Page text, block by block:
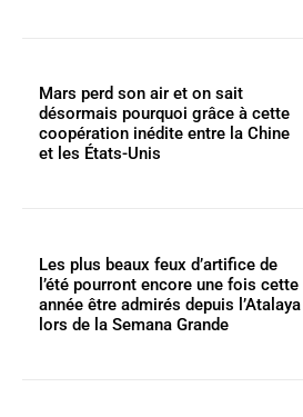
Mars perd son air et on sait
désormais pourquoi grâce à cette
coopération inédite entre la Chine
et les États-Unis
Les plus beaux feux d’artifice de
l’été pourront encore une fois cette
année être admirés depuis l’Atalaya
lors de la Semana Grande